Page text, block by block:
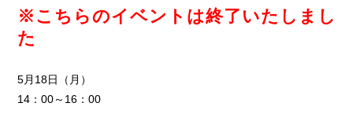
※こちらのイベントは終了いたしまし
た
5月18日（月）
14：00～16：00